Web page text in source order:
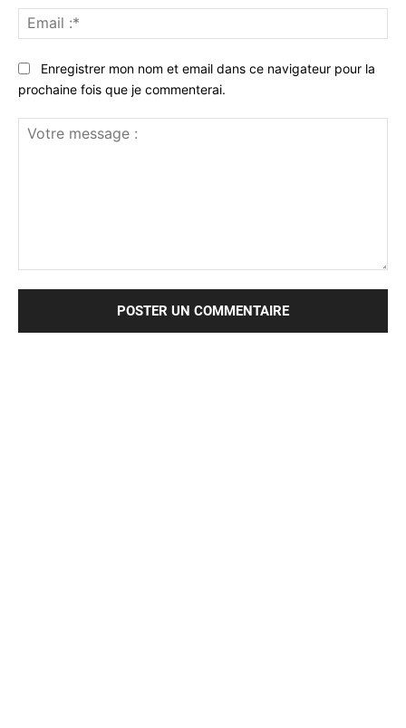
:*
Enregistrer mon nom et email dans ce navigateur pour la
prochaine fois que je commenterai.